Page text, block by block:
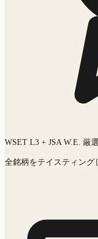
WSET L3 + JSA W.E. 厳選
全銘柄をテイスティング